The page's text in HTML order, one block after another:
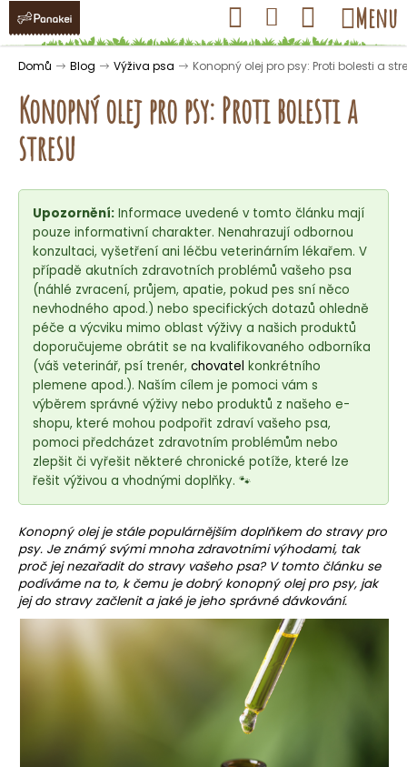
Přejít
obsah
Hledat Přihlášení
Nákupní
košík
Menu
Domů Blog Výživa psa Konopný olej pro psy: Proti bolesti a
Konopný olej pro psy: Proti bolesti a
stresu
Upozornění: Informace uvedené v tomto článku mají
pouze informativní charakter. Nenahrazují odbornou
konzultaci, vyšetření ani léčbu veterinárním lékařem. V
případě akutních zdravotních problémů vašeho psa
(náhlé zvracení, průjem, apatie, pokud pes sní něco
nevhodného apod.) nebo specifických dotazů ohledně
péče a výcviku mimo oblast výživy a našich produktů
doporučujeme obrátit se na kvalifikovaného odborníka
(váš veterinář, psí trenér, chovatel konkrétního
plemene apod.). Naším cílem je pomoci vám s
výběrem správné výživy nebo produktů z našeho e-
shopu, které mohou podpořit zdraví vašeho psa,
pomoci předcházet zdravotním problémům nebo
zlepšit či vyřešit některé chronické potíže, které lze
řešit výživou a vhodnými doplňky. 🐾
Konopný olejje stále populárnějším doplňkem do stravy pro
psy. Je známý svými mnoha zdravotními výhodami, tak
proč jej nezařadit do stravy vašeho psa? V tomto článku se
podíváme na to, k čemu je dobrý konopný olej pro psy, jak
jej do stravy začlenit a jaké je jeho správné dávkování.
K
o Zpět
Zpět
o
a
j
í
t
?